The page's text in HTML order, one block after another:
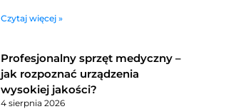
Czytaj więcej »
Profesjonalny sprzęt medyczny –
jak rozpoznać urządzenia
wysokiej jakości?
4 sierpnia 2026